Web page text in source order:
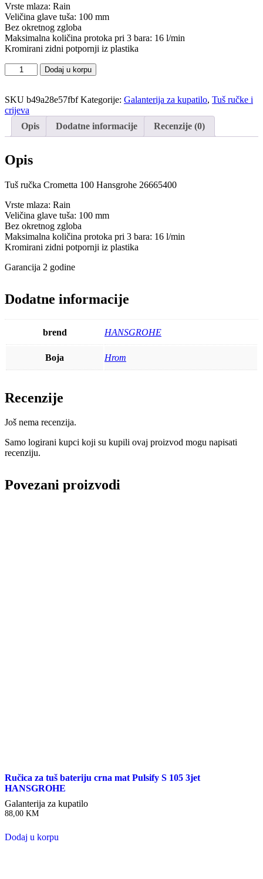
Vrste mlaza: Rain
Veličina glave tuša: 100 mm
Bez okretnog zgloba
Maksimalna količina protoka pri 3 bara: 16 l/min
Kromirani zidni potpornji iz plastika
ručka
100
Hansgrohe
26665400
količina
Dodaj u korpu
SKU b49a28e57fbfKategorije: Galanterija za kupatilo, Tuš ručke i
crijeva
Opis
Dodatne informacije Recenzije (0)
Opis
Tuš ručka Crometta 100 Hansgrohe 26665400
Vrste mlaza: Rain
Veličina glave tuša: 100 mm
Bez okretnog zgloba
Maksimalna količina protoka pri 3 bara: 16 l/min
Kromirani zidni potpornji iz plastika
Garancija 2 godine
Dodatne informacije
brend HANSGROHE
Boja Hrom
Recenzije
Još nema recenzija.
Samo logirani kupci koji su kupili ovaj proizvod mogu napisati
recenziju.
Povezani proizvodi
Ručica za tuš bateriju crna mat Pulsify S 105 3jet
HANSGROHE
Galanterija za kupatilo
88,00 KM
Dodaj u korpu